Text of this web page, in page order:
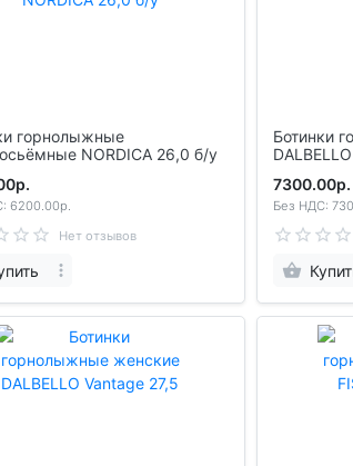
горнолыжные
NORDICA 26,0 б/у
6200.00р.
Нет отзывов
Ботинки
7300.00р.
Без НДС: